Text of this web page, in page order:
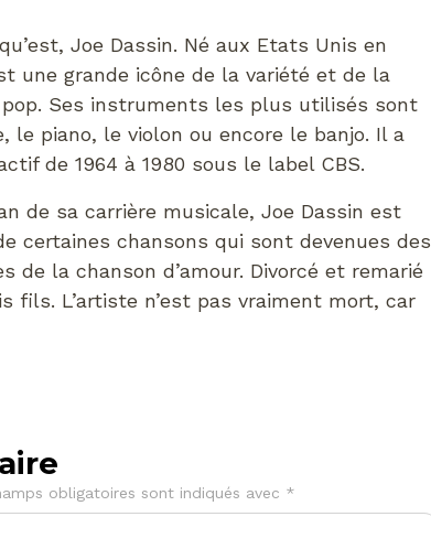
Joe Dassin. Né aux Etats Unis en
une grande icône de la variété et de la
Ses instruments les plus utilisés sont
le piano, le violon ou encore le banjo. Il a
de 1964 à 1980 sous le label CBS.
de sa carrière musicale, Joe Dassin est
certaines chansons qui sont devenues des
de la chanson d’amour. Divorcé et remarié
L’artiste n’est pas vraiment mort, car
obligatoires sont indiqués avec *